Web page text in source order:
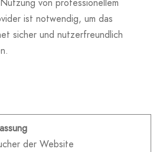
ist notwendig, um das
sicher und nutzerfreundlich
der Website